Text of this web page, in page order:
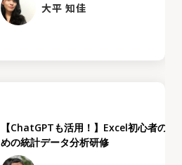
大平 知佳
【ChatGPTも活用！】Excel初心者のた
めの統計データ分析研修